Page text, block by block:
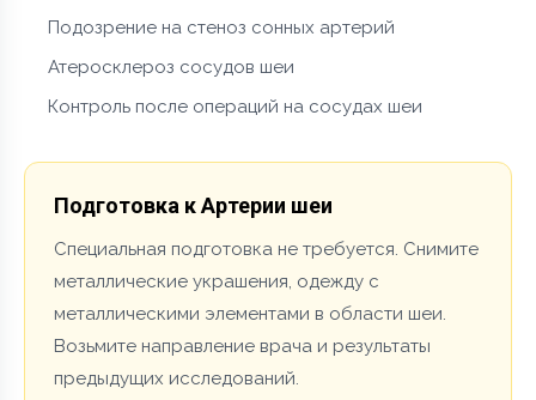
Подозрение на стеноз сонных артерий
Атеросклероз сосудов шеи
Контроль после операций на сосудах шеи
Подготовка к Артерии шеи
Специальная подготовка не требуется. Снимите
металлические украшения, одежду с
металлическими элементами в области шеи.
Возьмите направление врача и результаты
предыдущих исследований.